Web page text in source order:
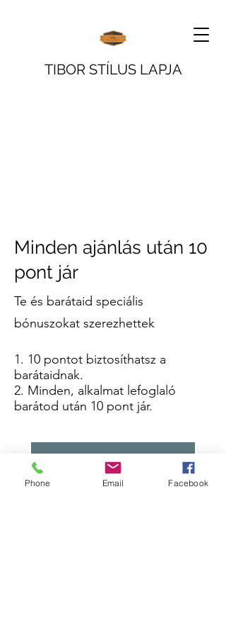
TIBOR STÍLUS LAPJA
Minden ajánlás után 10
pont jár
Te és barátaid speciális
bónuszokat szerezhettek
10 pontot biztosíthatsz a
barátaidnak.
Minden, alkalmat lefoglaló
barátod után 10 pont jár.
Bejelentkezés az ajánláshoz
Phone Email Facebook